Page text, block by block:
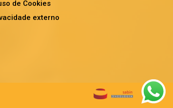
de Cookies
externo